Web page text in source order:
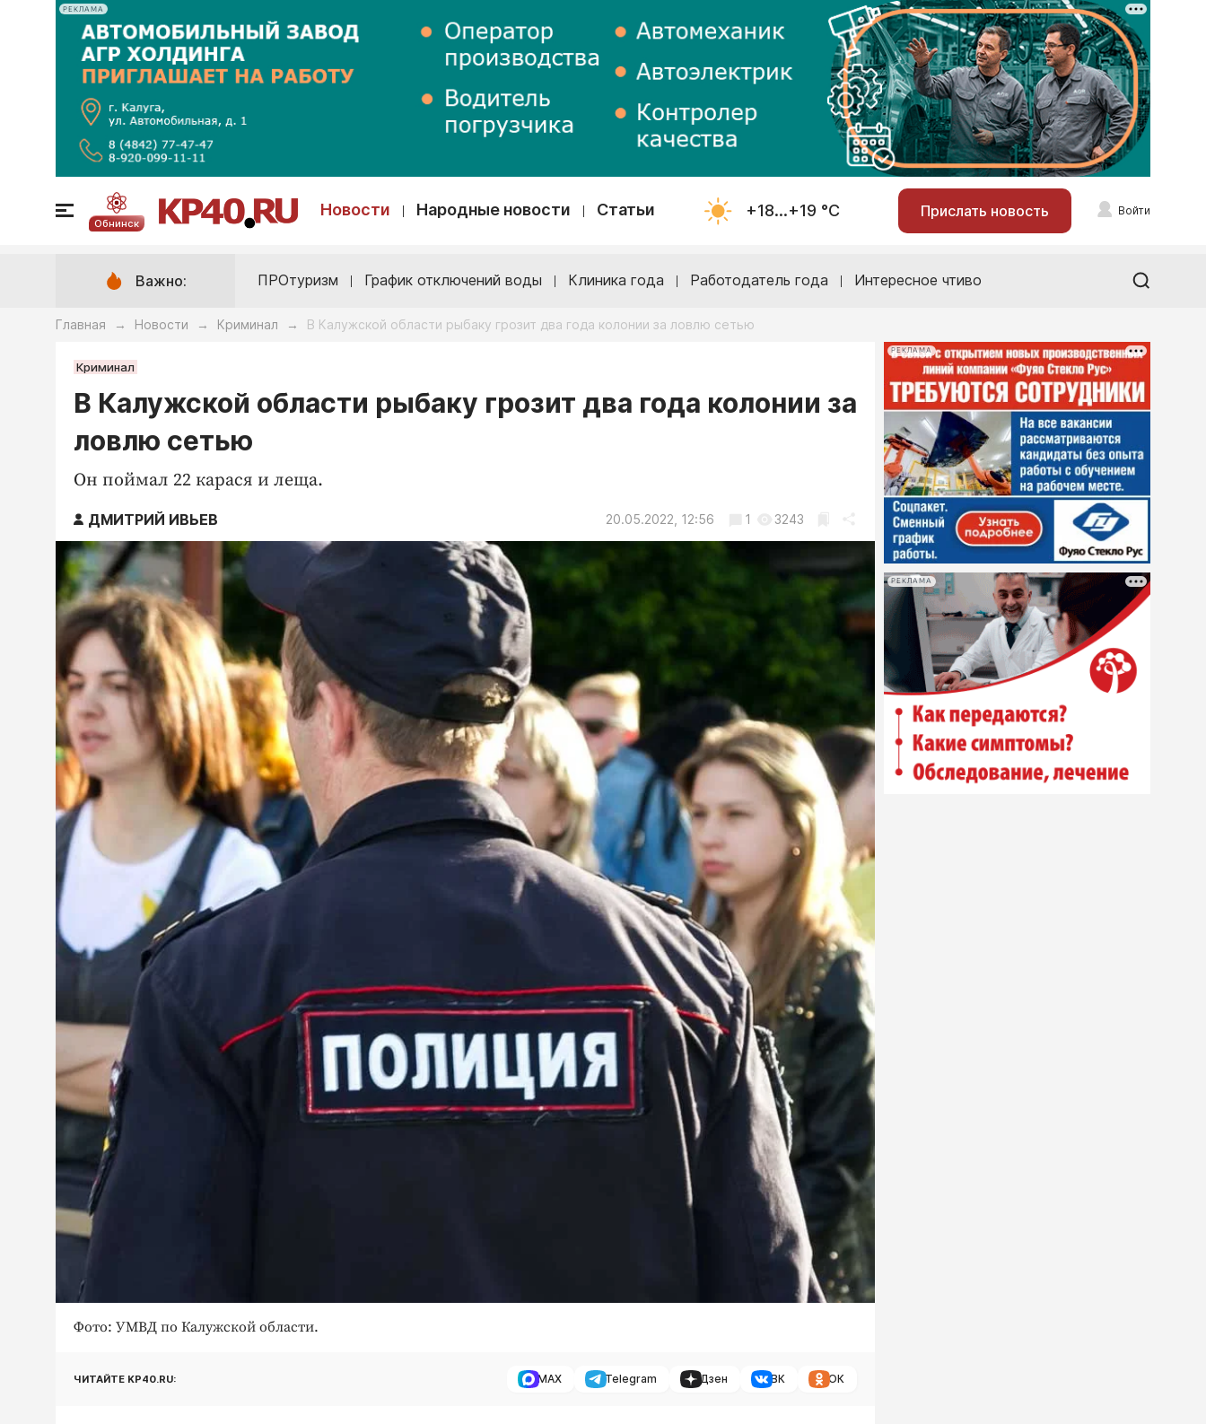
РЕКЛАМА
Обнинск
Новости Народные новости Статьи +18...+19 °С Прислать новость Войти
Важно: ПРОтуризм График отключений воды Клиника года Работодатель года Интересное чтиво
Главная → Новости → Криминал → В Калужской области рыбаку грозит два года колонии за ловлю сетью
Криминал
В Калужской области рыбаку грозит два года колонии за
ловлю сетью
Он поймал 22 карася и леща.
ДМИТРИЙ ИВЬЕВ 20.05.2022, 12:56 1 3243
Фото: УМВД по Калужской области.
ЧИТАЙТЕ KP40.RU: MAX Telegram Дзен ВК ОК
РЕКЛАМА
РЕКЛАМА